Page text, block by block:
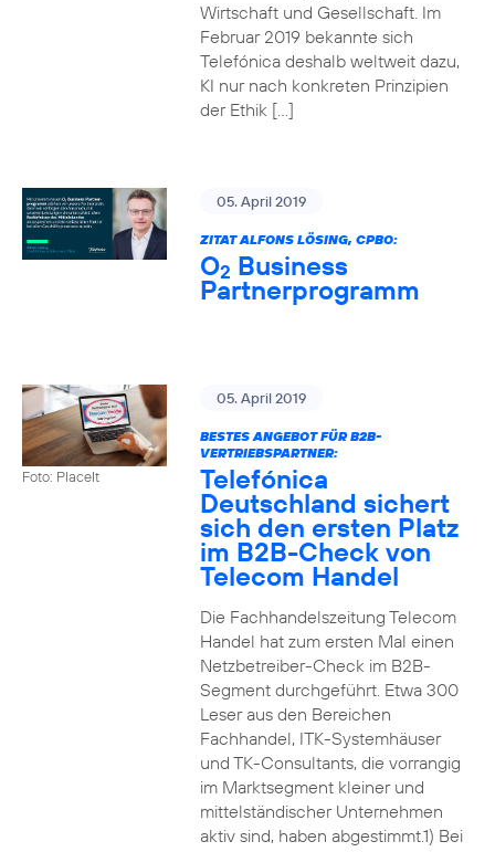
Wirtschaft und Gesellschaft. Im
Februar 2019 bekannte sich
Telefónica deshalb weltweit dazu,
KI nur nach konkreten Prinzipien
der Ethik […]
05. April 2019
ZITAT ALFONS LÖSING, CPBO:
O2 Business
Partnerprogramm
Foto: PlaceIt
05. April 2019
BESTES ANGEBOT FÜR B2B-
VERTRIEBSPARTNER:
Telefónica
Deutschland sichert
sich den ersten Platz
im B2B-Check von
Telecom Handel
Die Fachhandelszeitung Telecom
Handel hat zum ersten Mal einen
Netzbetreiber-Check im B2B-
Segment durchgeführt. Etwa 300
Leser aus den Bereichen
Fachhandel, ITK-Systemhäuser
und TK-Consultants, die vorrangig
im Marktsegment kleiner und
mittelständischer Unternehmen
aktiv sind, haben abgestimmt.1) Bei